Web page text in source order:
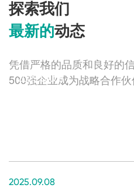
探索我们
最新的动态
凭借严格的品质和良好的
500强企业成为战略合作伙
2025.09.08
2025.09.08